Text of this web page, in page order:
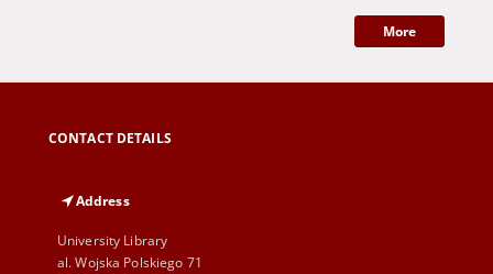
More
CONTACT DETAILS
Address
University Library
al. Wojska Polskiego 71